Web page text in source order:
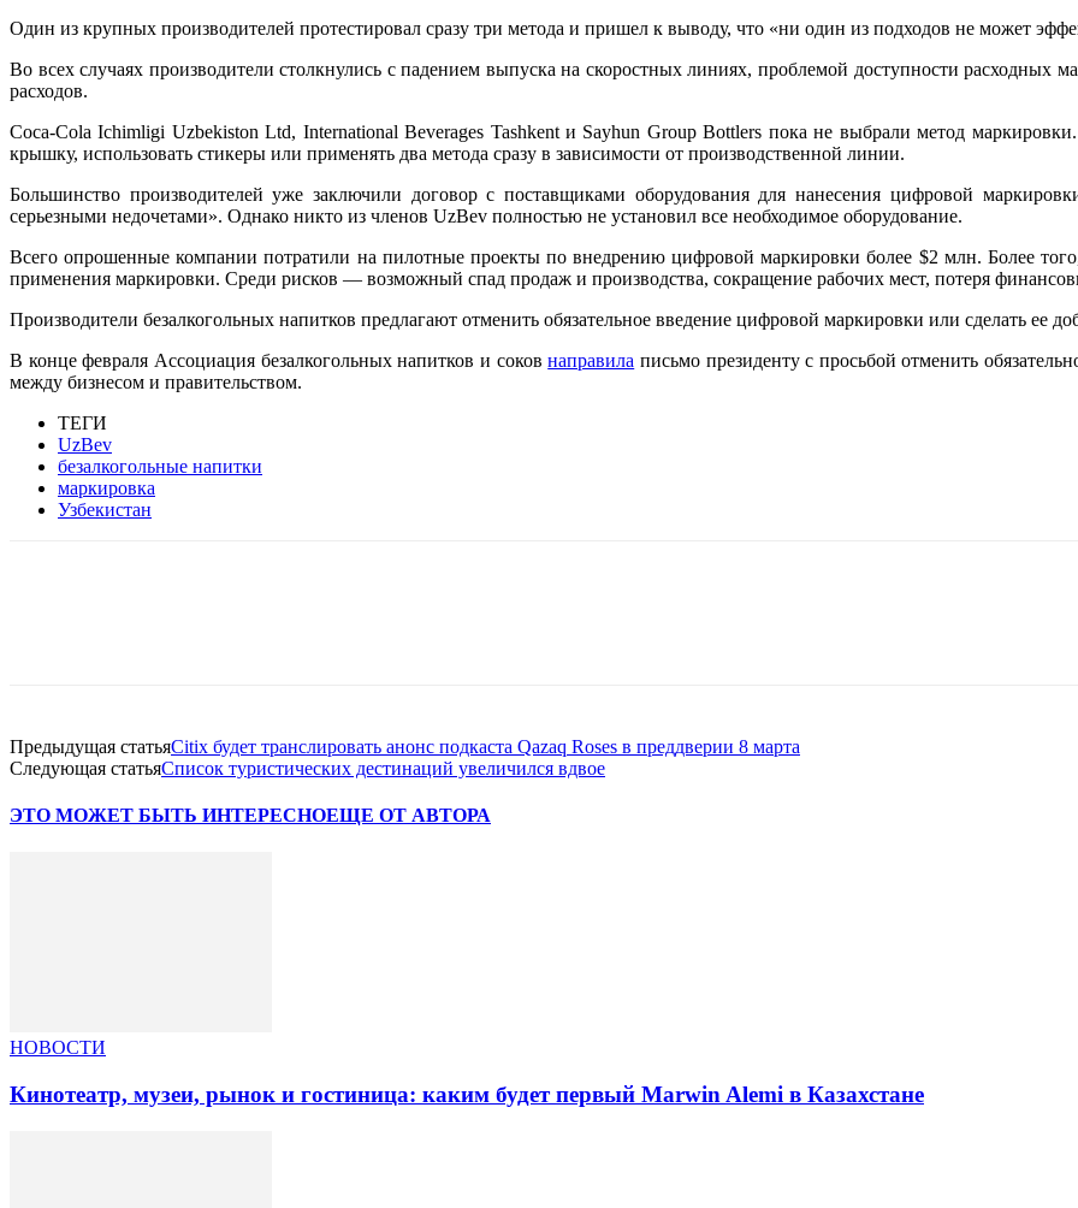
Один из крупных производителей протестировал сразу три метода и пришел к выводу, что «ни один из подходов не может
Во всех случаях производители столкнулись с падением выпуска на скоростных линиях, проблемой доступности расходных
расходов.
Coca-Cola Ichimligi Uzbekiston Ltd, International Beverages Tashkent и Sayhun Group Bottlers пока не выбрали метод
крышку, использовать стикеры или применять два метода сразу в зависимости от производственной линии.
Большинство производителей уже заключили договор с поставщиками оборудования для нанесения цифровой
серьезными недочетами». Однако никто из членов UzBev полностью не установил все необходимое оборудование.
Всего опрошенные компании потратили на пилотные проекты по внедрению цифровой маркировки более $2 млн. Более
применения маркировки. Среди рисков — возможный спад продаж и производства, сокращение рабочих мест, потеря
Производители безалкогольных напитков предлагают отменить обязательное введение цифровой маркировки или сделать ее
В конце февраля Ассоциация безалкогольных напитков и соковнаправила письмо президенту с просьбой отменить
между бизнесом и правительством.
ТЕГИ
UzBev
безалкогольные напитки
маркировка
Узбекистан
Предыдущая статьяCitix будет транслировать анонс подкаста Qazaq Roses в преддверии 8 марта
Следующая статьяСписок туристических дестинаций увеличился вдвое
ЭТО МОЖЕТ БЫТЬ ИНТЕРЕСНОЕЩЕ ОТ АВТОРА
НОВОСТИ
Кинотеатр, музеи, рынок и гостиница: каким будет первый Marwin Alemi в Казахстане